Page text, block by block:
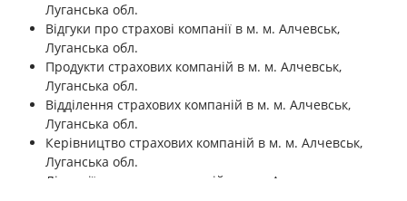
Луганська обл.
Відгуки про страхові компанії в м. м. Алчевськ,
Луганська обл.
Продукти страхових компаній в м. м. Алчевськ,
Луганська обл.
Відділення страхових компаній в м. м. Алчевськ,
Луганська обл.
Керівництво страхових компаній в м. м. Алчевськ,
Луганська обл.
Ліцензії страхових компаній в м. м. Алчевськ,